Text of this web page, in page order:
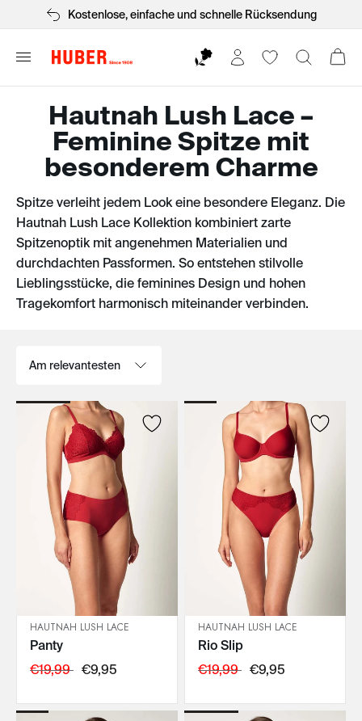
Kostenlose, einfache und schnelle Rücksendung
Hautnah Lush Lace –
Feminine Spitze mit
besonderem Charme
Spitze verleiht jedem Look eine besondere Eleganz. Die
Hautnah Lush Lace Kollektion kombiniert zarte
Spitzenoptik mit angenehmen Materialien und
durchdachten Passformen. So entstehen stilvolle
Lieblingsstücke, die feminines Design und hohen
Tragekomfort harmonisch miteinander verbinden.
IN DEN WARENKORB
HAUTNAH LUSH LACE
Panty
€19,99 €9,95
IN DEN WARENKORB
HAUTNAH LUSH LACE
Rio Slip
€19,99 €9,95